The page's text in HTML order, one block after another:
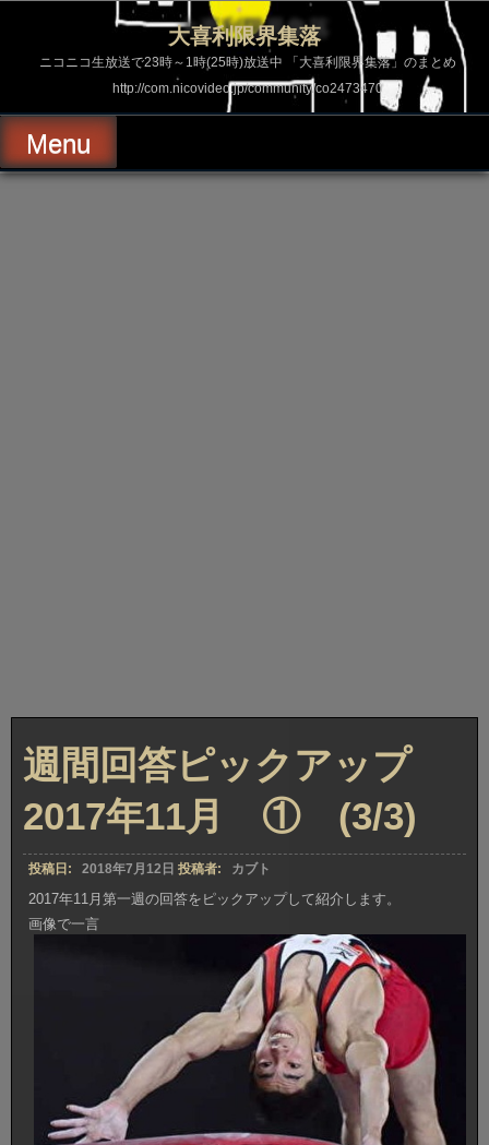
ス
ッ
プ
大喜利限界集落
ニコニコ生放送で23時～1時(25時)放送中 「大喜利限界集落」のまとめ
http://com.nicovideo.jp/community/co2473470
Menu
週間回答ピックアップ
2017年11月 ① (3/3)
投稿日: 2018年7月12日 投稿者: カブト
2017年11月第一週の回答をピックアップして紹介します。
画像で一言